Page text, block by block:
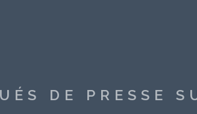
DE PRESSE